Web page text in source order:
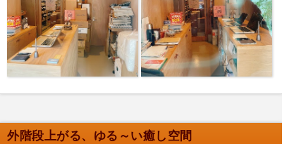
外階段上がる、ゆる～い癒し空間